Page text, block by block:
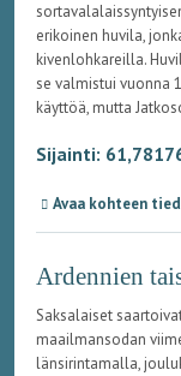
erikoinen huvila,
kivenlohkareilla.
se valmistui vuonna
käyttöä, mutta
Sijainti:
Avaa kohteen
Ardennien
Saksalaiset
maailmansodan
länsirintamalla,